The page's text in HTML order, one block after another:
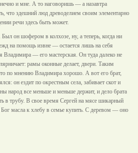
и мне. А то наговоришь — а назавтра
что здешний люд древоделием своим элементарно
речи здесь быть может.
он шофером в колхозе, ну, а теперь, когда ни
на помощь извне — остается лишь на себя
Владимира — его мастерская. Он туда далеко не
рамы оконные делает, двери. Таким
по мнению Владимира хорошо. А вот его брат,
он ездит по окрестным села, забивает скот и
народ все меньше и меньше держит, и дело брата
в трубу. В свое время Сергей на мясе шикарный
Бог масла к хлебу в семье купить. С деревом — оно